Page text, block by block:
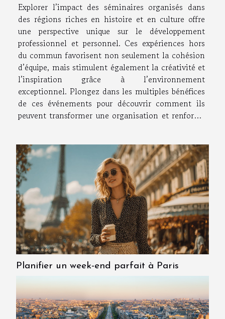
Explorer l’impact des séminaires organisés dans
des régions riches en histoire et en culture offre
une perspective unique sur le développement
professionnel et personnel. Ces expériences hors
du commun favorisent non seulement la cohésion
d’équipe, mais stimulent également la créativité et
l’inspiration grâce à l’environnement
exceptionnel. Plongez dans les multiples bénéfices
de ces événements pour découvrir comment ils
peuvent transformer une organisation et renforcer
d’une région riche en...
Planifier un week-end parfait à Paris